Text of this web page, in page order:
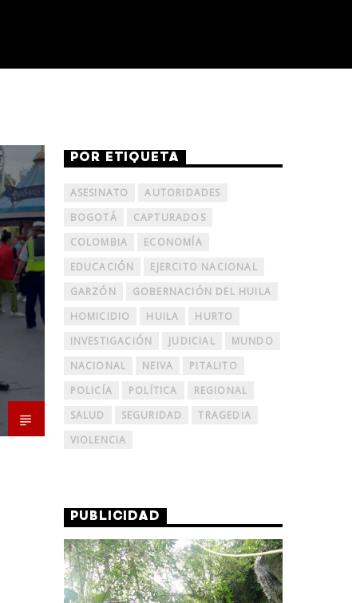
POR ETIQUETA
ASESINATO
AUTORIDADES
BOGOTÁ
CAPTURADOS
COLOMBIA
ECONOMÍA
EDUCACIÓN
EJERCITO NACIONAL
GARZÓN
GOBERNACIÓN DEL HUILA
HOMICIDIO
HUILA
HURTO
INVESTIGACIÓN
JUDICIAL
MUNDO
NACIONAL
NEIVA
PITALITO
POLICÍA
POLÍTICA
REGIONAL
SALUD
SEGURIDAD
TRAGEDIA
VIOLENCIA
PUBLICIDAD